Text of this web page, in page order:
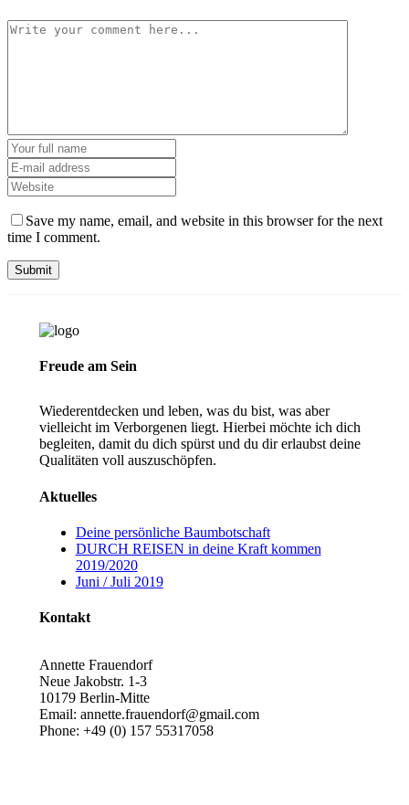
Save my name, email, and website in this browser for the next
time I comment.
Freude am Sein
Wiederentdecken und leben, was du bist, was aber
vielleicht im Verborgenen liegt. Hierbei möchte ich dich
begleiten, damit du dich spürst und du dir erlaubst deine
Qualitäten voll auszuschöpfen.
Aktuelles
Deine persönliche Baumbotschaft
DURCH REISEN in deine Kraft kommen
2019/2020
Juni / Juli 2019
Kontakt
Annette Frauendorf
Neue Jakobstr. 1-3
10179 Berlin-Mitte
Email: annette.frauendorf@gmail.com
Phone: +49 (0) 157 55317058